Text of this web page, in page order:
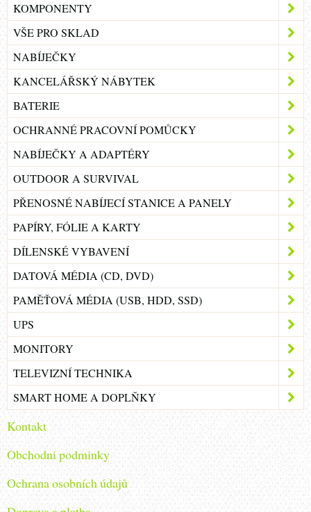
KOMPONENTY
VŠE PRO SKLAD
NABÍJEČKY
KANCELÁŘSKÝ NÁBYTEK
BATERIE
OCHRANNÉ PRACOVNÍ POMŮCKY
NABÍJEČKY A ADAPTÉRY
OUTDOOR A SURVIVAL
PŘENOSNÉ NABÍJECÍ STANICE A PANELY
PAPÍRY, FÓLIE A KARTY
DÍLENSKÉ VYBAVENÍ
DATOVÁ MÉDIA (CD, DVD)
PAMĚŤOVÁ MÉDIA (USB, HDD, SSD)
UPS
MONITORY
TELEVIZNÍ TECHNIKA
SMART HOME A DOPLŇKY
Kontakt
Obchodni podminky
Ochrana osobních údajů